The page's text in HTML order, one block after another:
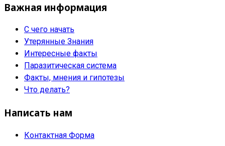
Важная информация
С чего начать
Утерянные Знания
Интересные факты
Паразитическая система
Факты, мнения и гипотезы
Что делать?
Написать нам
Контактная Форма